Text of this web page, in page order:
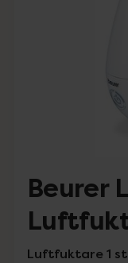
Beurer
Luftfuktare 1 st